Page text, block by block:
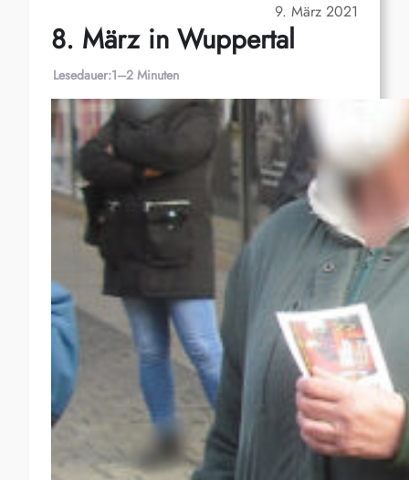
9. März 2021
8. März in Wuppertal
Lesedauer:1–2 Minuten